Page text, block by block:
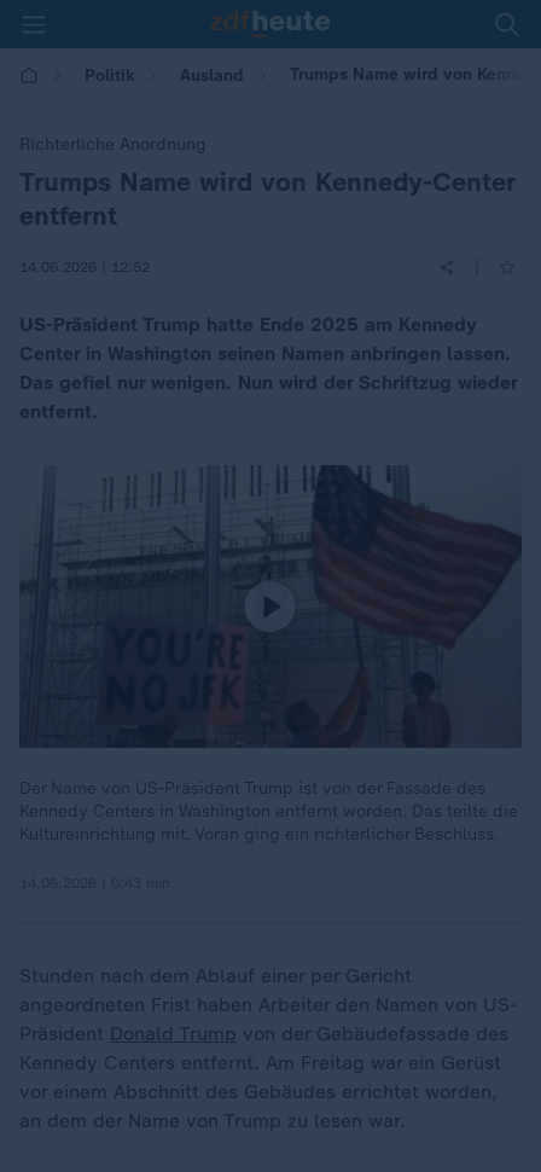
Politik Ausland Trumps Name wird von
Richterliche Anordnung
:
Trumps Name wird von Kennedy-Center
entfernt
14.06.2026 | 12:52
US-Präsident Trump hatte Ende 2025 am Kennedy
Center in Washington seinen Namen anbringen lassen.
Das gefiel nur wenigen. Nun wird der Schriftzug wieder
entfernt.
Der Name von US-Präsident Trump ist von der Fassade des
Kennedy Centers in Washington entfernt worden. Das teilte die
Kultureinrichtung mit. Voran ging ein richterlicher Beschluss.
Stunden nach dem Ablauf einer per Gericht
angeordneten Frist haben Arbeiter den Namen von US-
Präsident Donald Trump von der Gebäudefassade des
Kennedy Centers entfernt. Am Freitag war ein Gerüst
vor einem Abschnitt des Gebäudes errichtet worden,
an dem der Name von Trump zu lesen war.